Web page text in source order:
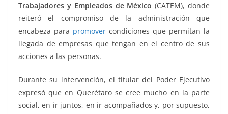
Trabajadores y Empleados de México (CATEM), donde
reiteró el compromiso de la administración que
encabeza para promover condiciones que permitan la
llegada de empresas que tengan en el centro de sus
acciones a las personas.
Durante su intervención, el titular del Poder Ejecutivo
expresó que en Querétaro se cree mucho en la parte
social, en ir juntos, en ir acompañados y, por supuesto,